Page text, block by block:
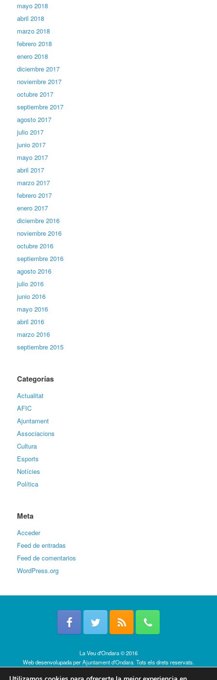
mayo 2018
abril 2018
marzo 2018
febrero 2018
enero 2018
diciembre 2017
noviembre 2017
octubre 2017
septiembre 2017
agosto 2017
julio 2017
junio 2017
mayo 2017
abril 2017
marzo 2017
febrero 2017
enero 2017
diciembre 2016
noviembre 2016
octubre 2016
septiembre 2016
agosto 2016
julio 2016
junio 2016
mayo 2016
abril 2016
marzo 2016
septiembre 2015
Categorías
Actualitat
AFIC
Ajuntament
Associacions
Cultura
Esports
Notícies
Política
Meta
Acceder
Feed de entradas
Feed de comentarios
WordPress.org
La Veu d'Ondara © 2016
Web desenvolupada perAjuntament d'Ondara. Tots els drets reservats.